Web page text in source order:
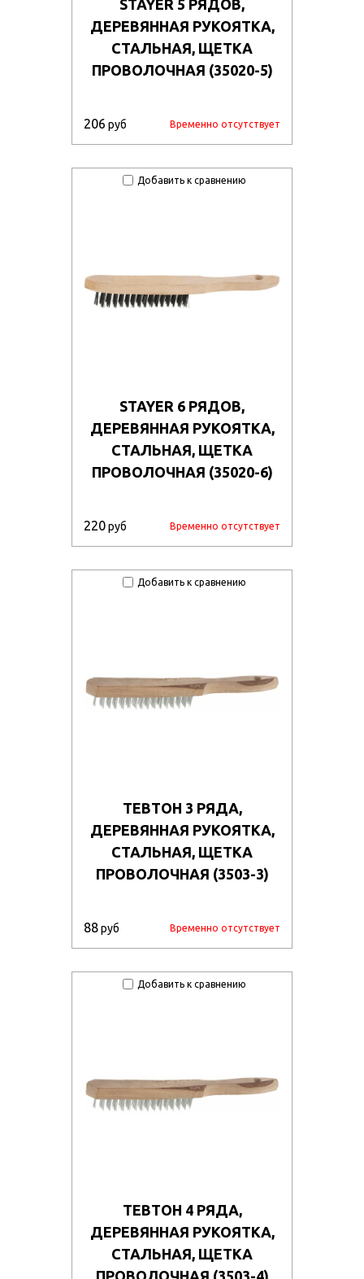
STAYER 5 РЯДОВ,
ДЕРЕВЯННАЯ РУКОЯТКА,
СТАЛЬНАЯ, ЩЕТКА
ПРОВОЛОЧНАЯ (35020-5)
206 руб Временно отсутствует
Добавить к сравнению
STAYER 6 РЯДОВ,
ДЕРЕВЯННАЯ РУКОЯТКА,
СТАЛЬНАЯ, ЩЕТКА
ПРОВОЛОЧНАЯ (35020-6)
220руб Временно отсутствует
Добавить к сравнению
ТЕВТОН 3 РЯДА,
ДЕРЕВЯННАЯ РУКОЯТКА,
СТАЛЬНАЯ, ЩЕТКА
ПРОВОЛОЧНАЯ (3503-3)
88руб Временно отсутствует
Добавить к сравнению
ТЕВТОН 4 РЯДА,
ДЕРЕВЯННАЯ РУКОЯТКА,
СТАЛЬНАЯ, ЩЕТКА
ПРОВОЛОЧНАЯ (3503-4)